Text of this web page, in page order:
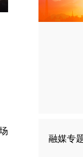
融媒专